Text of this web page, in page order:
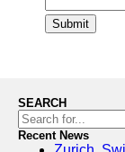
Submit
SEARCH
Recent News